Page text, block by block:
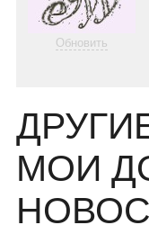
Обновить
МОИ